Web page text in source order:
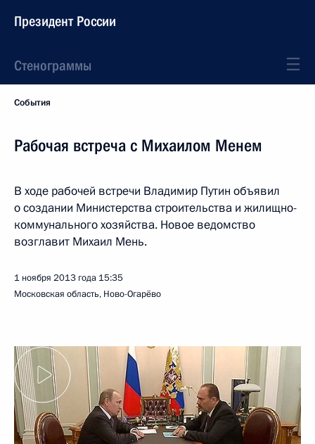
Президент России
Стенограммы
События
Рабочая встреча с Михаилом Менем
В ходе рабочей встречи Владимир Путин объявил
о создании Министерства строительства и жилищно-
коммунального хозяйства. Новое ведомство
возглавит Михаил Мень.
1 ноября 2013 года 15:35
Московская область, Ново-Огарёво